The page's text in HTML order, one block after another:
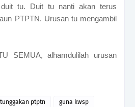
tu. Duit tu nanti akan terus
PTPTN. Urusan tu mengambil
SEMUA, alhamdulilah urusan
ptptn guna kwsp